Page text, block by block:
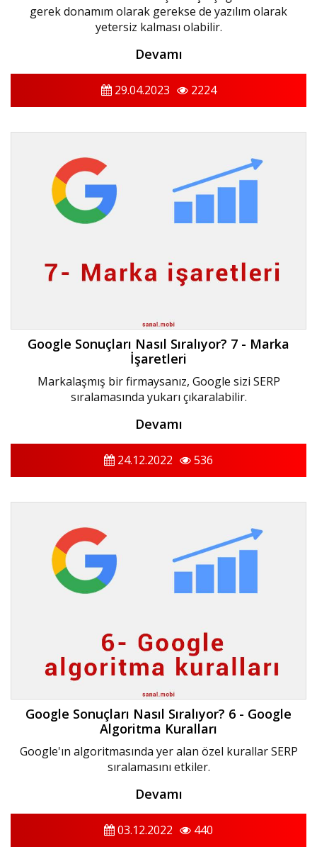
gerek donamım olarak gerekse de yazılım olarak
yetersiz kalması olabilir.
Devamı
29.04.2023 2224
Google Sonuçları Nasıl Sıralıyor? 7 - Marka
İşaretleri
Markalaşmış bir firmaysanız, Google sizi SERP
sıralamasında yukarı çıkaralabilir.
Devamı
24.12.2022 536
Google Sonuçları Nasıl Sıralıyor? 6 - Google
Algoritma Kuralları
Google'ın algoritmasında yer alan özel kurallar SERP
sıralamasını etkiler.
Devamı
03.12.2022 440